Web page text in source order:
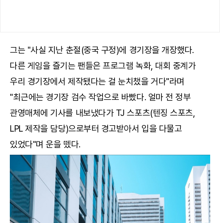
그는 "사실 지난 춘절(중국 구정)에 경기장을 개장했다.
다른 게임을 즐기는 팬들은 프로그램 녹화, 대회 중계가
우리 경기장에서 제작됐다는 걸 눈치챘을 거다"라며
"최근에는 경기장 검수 작업으로 바빴다. 얼마 전 정부
관영매체에 기사를 내보냈다가 TJ 스포츠(텐징 스포츠,
LPL 제작을 담당)으로부터 경고받아서 입을 다물고
있었다"며 운을 뗐다.